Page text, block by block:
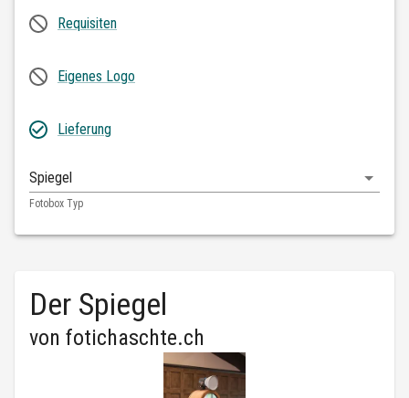
Requisiten
Eigenes Logo
Lieferung
Spiegel
Fotobox Typ
Der Spiegel
von fotichaschte.ch